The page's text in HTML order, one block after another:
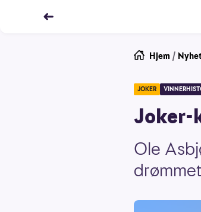
Hjem /
JOKER
Joker-
Ole